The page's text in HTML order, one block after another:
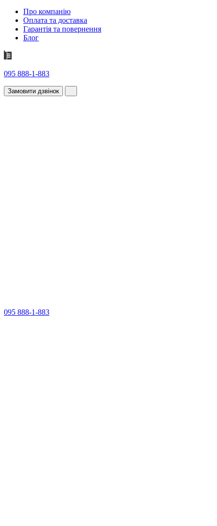
Про компанію
Оплата та доставка
Гарантія та повернення
Блог
095 888-1-883
Замовити дзвінок
095 888-1-883